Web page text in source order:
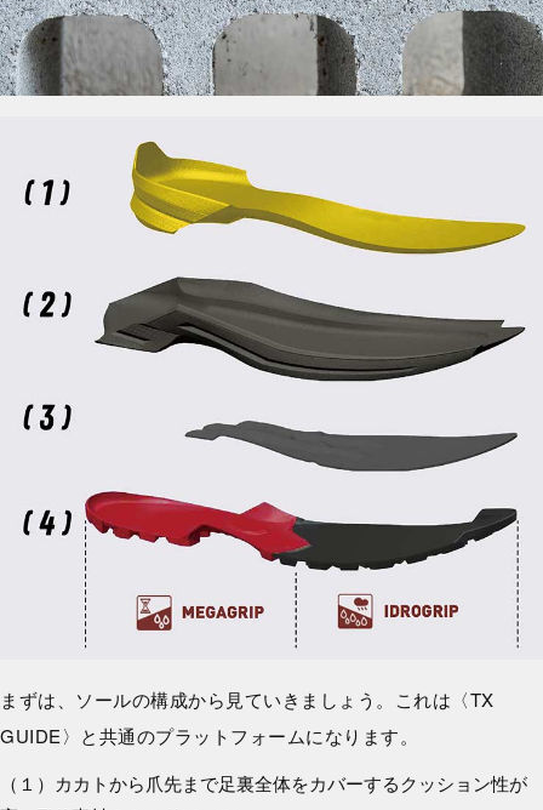
まずは、ソールの構成から見ていきましょう。これは〈TX
GUIDE〉と共通のプラットフォームになります。
（１）カカトから爪先まで足裏全体をカバーするクッション性が